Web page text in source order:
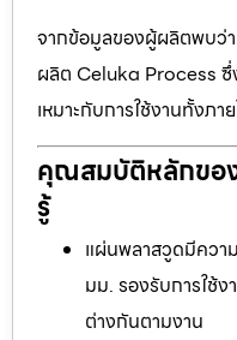
จากข้อมูลของผู้ผลิตพบว่
ผลิต Celuka Process ซึ่
เหมาะกับการใช้งานทั้งภ
คุณสมบัติหลักขอ
รู้
แผ่นพลาสวูดมีควา
มม. รองรับการใช้
ต่างกันตามงาน